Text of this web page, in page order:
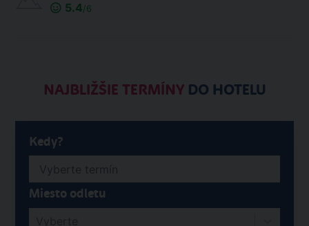
5.4/6
NAJBLIŽŠIE TERMÍNYDO HOTELU
Kedy?
Miesto odletu